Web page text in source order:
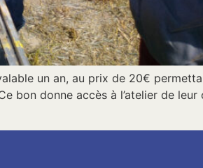
un an, au prix de 20€
bon donne accès à l’atelier de